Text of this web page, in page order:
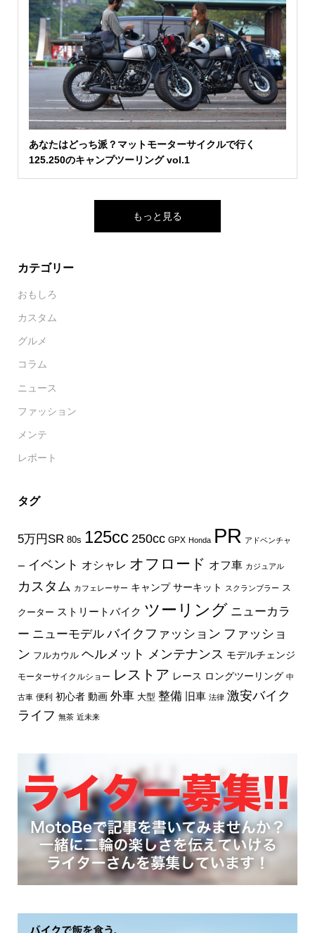
あなたはどっち派？マットモーターサイクルで行く
125.250のキャンプツーリング vol.1
もっと見る
カテゴリー
おもしろ
カスタム
グルメ
コラム
ニュース
ファッション
メンテ
レポート
タグ
5万円SR 80s 125cc 250cc GPX Honda PR アドベンチャ
ー イベント オシャレ オフロード オフ車 カジュアル
カスタム カフェレーサー キャンプ サーキット スクランブラー ス
クーター ストリートバイク ツーリング ニューカラ
ー ニューモデル バイクファッション ファッショ
ン フルカウル ヘルメット メンテナンス モデルチェンジ
モーターサイクルショー レストア レース ロングツーリング 中
古車 便利 初心者 動画 外車 大型 整備 旧車 法律 激安バイク
ライフ 無茶 近未来